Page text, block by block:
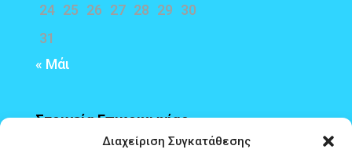
Διαχείριση Συγκατάθεσης
24 25 26 27 28 29 30
31
« Μάι
Στοιχεία Επικοινωνίας